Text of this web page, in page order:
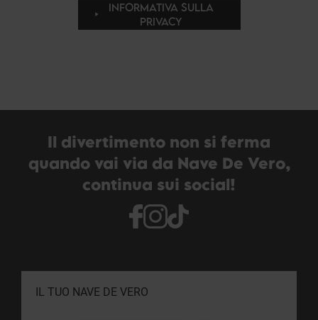
INFORMATIVA SULLA
PRIVACY
Il divertimento non si ferma
quando vai via da Nave De Vero,
continua sui social!
IL TUO NAVE DE VERO